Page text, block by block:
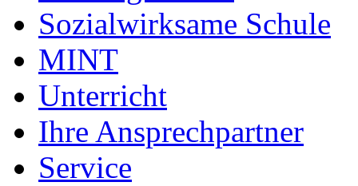
Sozialwirksame Schule
MINT
Unterricht
Ihre Ansprechpartner
Service